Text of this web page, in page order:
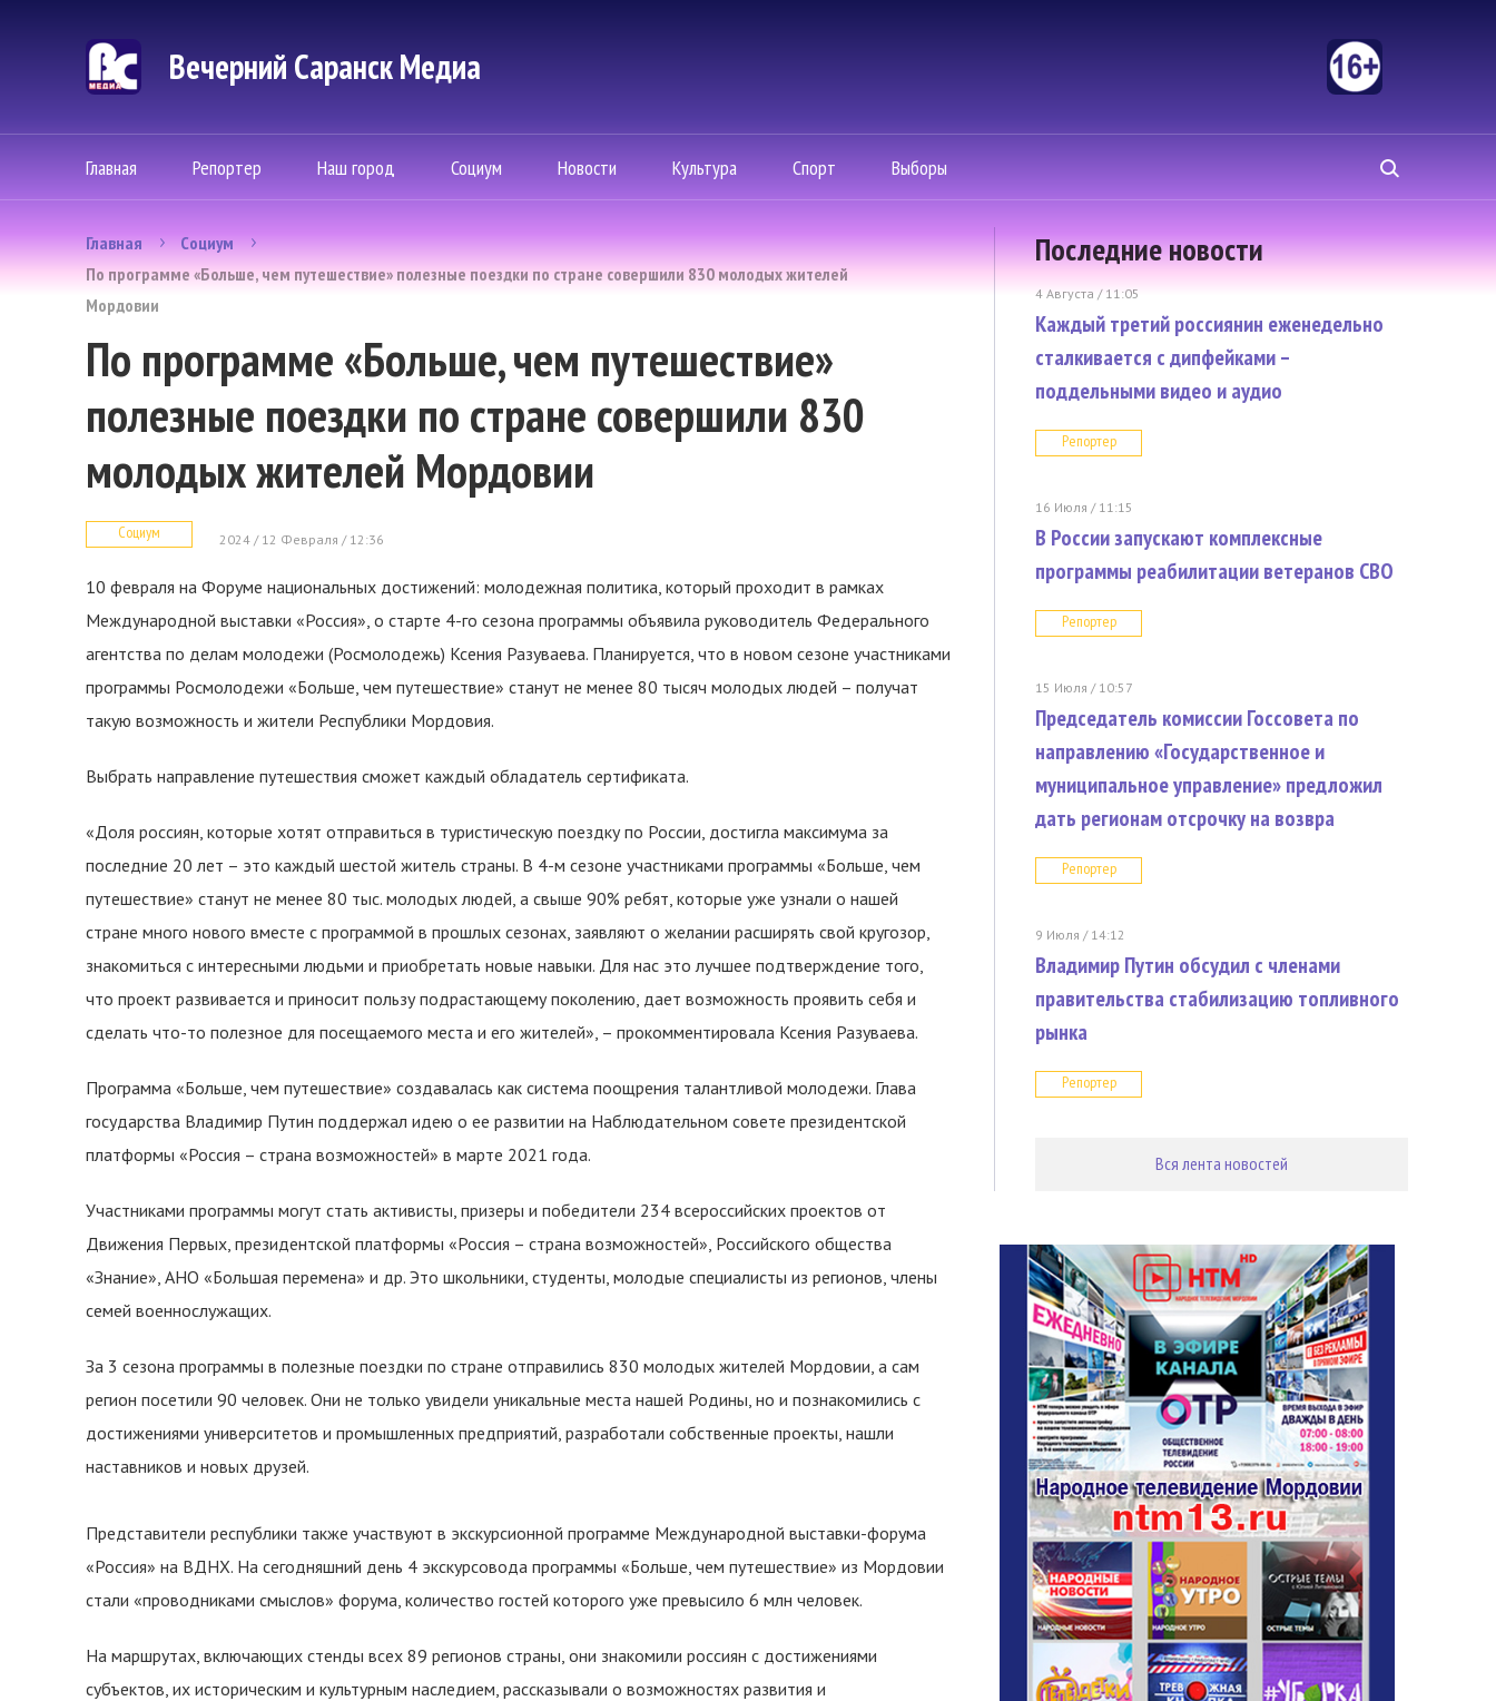
Вечерний Саранск Mедиа
Главная Репортер Наш город Социум Новости Культура Спорт Выборы
Главная
Социум
По программе «Больше, чем путешествие» полезные поездки по стране совершили 830 молодых жителей
Мордовии
По программе «Больше, чем путешествие»
полезные поездки по стране совершили 830
молодых жителей Мордовии
Социум 2024 / 12 Февраля / 12:36
10 февраля на Форуме национальных достижений: молодежная политика, который проходит в рамках
Международной выставки «Россия», о старте 4-го сезона программы объявила руководитель Федерального
агентства по делам молодежи (Росмолодежь) Ксения Разуваева. Планируется, что в новом сезоне участниками
программы Росмолодежи «Больше, чем путешествие» станут не менее 80 тысяч молодых людей – получат
такую возможность и жители Республики Мордовия.
Выбрать направление путешествия сможет каждый обладатель сертификата.
«Доля россиян, которые хотят отправиться в туристическую поездку по России, достигла максимума за
последние 20 лет – это каждый шестой житель страны. В 4-м сезоне участниками программы «Больше, чем
путешествие» станут не менее 80 тыс. молодых людей, а свыше 90% ребят, которые уже узнали о нашей
стране много нового вместе с программой в прошлых сезонах, заявляют о желании расширять свой кругозор,
знакомиться с интересными людьми и приобретать новые навыки. Для нас это лучшее подтверждение того,
что проект развивается и приносит пользу подрастающему поколению, дает возможность проявить себя и
сделать что-то полезное для посещаемого места и его жителей», – прокомментировала Ксения Разуваева.
Программа «Больше, чем путешествие» создавалась как система поощрения талантливой молодежи. Глава
государства Владимир Путин поддержал идею о ее развитии на Наблюдательном совете президентской
платформы «Россия – страна возможностей» в марте 2021 года.
Участниками программы могут стать активисты, призеры и победители 234 всероссийских проектов от
Движения Первых, президентской платформы «Россия – страна возможностей», Российского общества
«Знание», АНО «Большая перемена» и др. Это школьники, студенты, молодые специалисты из регионов, члены
семей военнослужащих.
За 3 сезона программы в полезные поездки по стране отправились 830 молодых жителей Мордовии, а сам
регион посетили 90 человек. Они не только увидели уникальные места нашей Родины, но и познакомились с
достижениями университетов и промышленных предприятий, разработали собственные проекты, нашли
наставников и новых друзей.
Представители республики также участвуют в экскурсионной программе Международной выставки-форума
«Россия» на ВДНХ. На сегодняшний день 4 экскурсовода программы «Больше, чем путешествие» из Мордовии
стали «проводниками смыслов» форума, количество гостей которого уже превысило 6 млн человек.
На маршрутах, включающих стенды всех 89 регионов страны, они знакомили россиян с достижениями
субъектов, их историческим и культурным наследием, рассказывали о возможностях развития и
Последние новости
4 Августа / 11:05
Каждый третий россиянин еженедельно
сталкивается с дипфейками –
поддельными видео и аудио
Репортер
16 Июля / 11:15
В России запускают комплексные
программы реабилитации ветеранов СВО
Репортер
15 Июля / 10:57
Председатель комиссии Госсовета по
направлению «Государственное и
муниципальное управление» предложил
дать регионам отсрочку на возвра
Репортер
9 Июля / 14:12
Владимир Путин обсудил с членами
правительства стабилизацию топливного
рынка
Репортер
Вся лента новостей